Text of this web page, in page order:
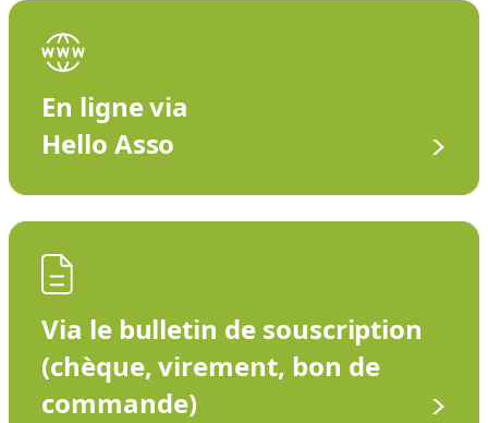
En ligne via
Hello Asso
Via le bulletin de souscription
(chèque, virement, bon de
commande)